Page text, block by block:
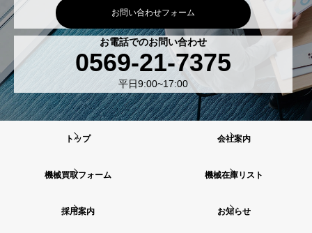
お問い合わせフォーム
お電話でのお問い合わせ
0569-21-7375
平日9:00~17:00
トップ 会社案内
機械買取フォーム 機械在庫リスト
採用案内 お知らせ